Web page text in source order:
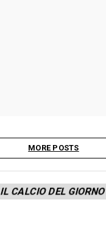
MORE POSTS
IL CALCIO DEL GIORNO